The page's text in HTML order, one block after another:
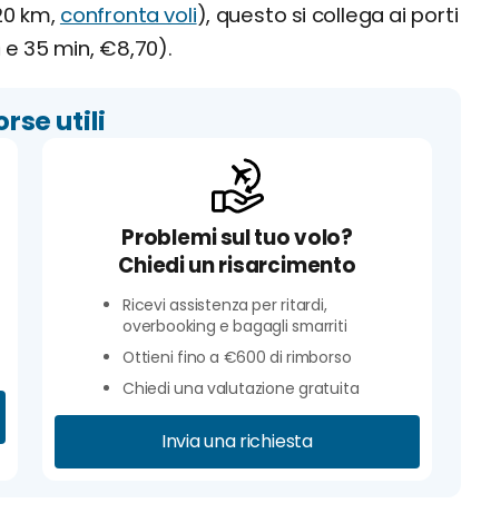
km, confronta voli), questo si collega ai porti
e 35 min, €8,70).
utili
Problemi sul tuo volo?
Chiedi un risarcimento
Ricevi assistenza per ritardi,
overbooking e bagagli smarriti
Ottieni fino a €600 di rimborso
Chiedi una valutazione gratuita
Invia una richiesta